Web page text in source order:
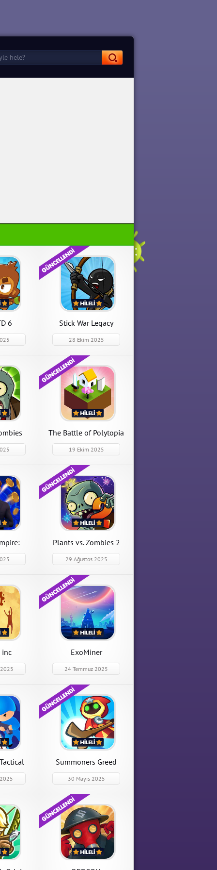
6
Hileli
Stick War Legacy
28 Ekim 2025
Stick War Legacy
3.12.0
indir
The Battle of Polytopia
19 Ekim 2025
The Battle of Polytopia
The Battle of Polytopia
2.14.2 Tüm Karakterler Açık
Hileli Mod Apk indir
Business Empire:
RichMan
Business Empire: RichMan
1.25.04 Para Hileli Mod Apk
APK İndir
Plants vs. Zombies 2
29 Ağustos 2025
inc
Beceri
ExoMiner
24 Temmuz 2025
Hileli
Conquest
Mod
Summoners Greed
30 Mayıs 2025
Summoners Greed
Summoners Greed 1.94.3
Para Hileli Mod Apk indir
APK İndir